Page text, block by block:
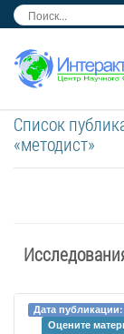
Список
«методист»
Дата публикации:
Оцените